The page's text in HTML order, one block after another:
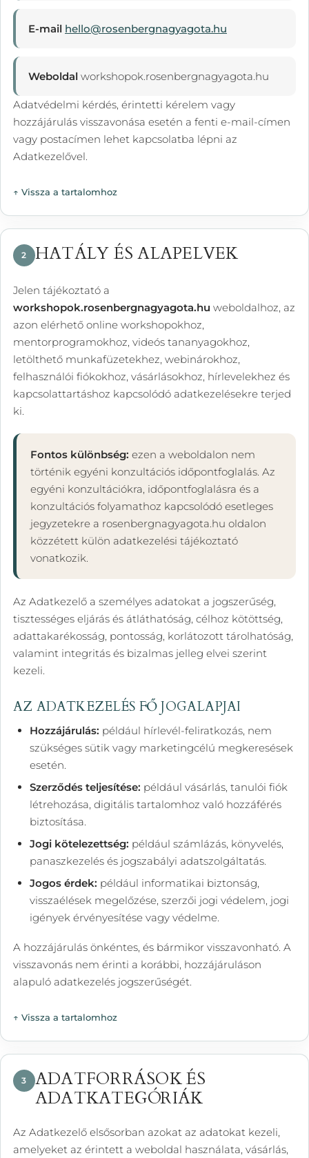
E-mail hello@rosenbergnagyagota.hu
Weboldal workshopok.rosenbergnagyagota.hu
Adatvédelmi kérdés, érintetti kérelem vagy
hozzájárulás visszavonása esetén a fenti e-mail-címen
vagy postacímen lehet kapcsolatba lépni az
Adatkezelővel.
↑ Vissza a tartalomhoz
2 HATÁLY ÉS ALAPELVEK
Jelen tájékoztató a
workshopok.rosenbergnagyagota.hu weboldalhoz, az
azon elérhető online workshopokhoz,
mentorprogramokhoz, videós tananyagokhoz,
letölthető munkafüzetekhez, webinárokhoz,
felhasználói fiókokhoz, vásárlásokhoz, hírlevelekhez és
kapcsolattartáshoz kapcsolódó adatkezelésekre terjed
ki.
Fontos különbség: ezen a weboldalon nem
történik egyéni konzultációs időpontfoglalás. Az
egyéni konzultációkra, időpontfoglalásra és a
konzultációs folyamathoz kapcsolódó esetleges
jegyzetekre a rosenbergnagyagota.hu oldalon
közzétett külön adatkezelési tájékoztató
vonatkozik.
Az Adatkezelő a személyes adatokat a jogszerűség,
tisztességes eljárás és átláthatóság, célhoz kötöttség,
adattakarékosság, pontosság, korlátozott tárolhatóság,
valamint integritás és bizalmas jelleg elvei szerint
kezeli.
AZ ADATKEZELÉS FŐ JOGALAPJAI
Hozzájárulás: például hírlevél-feliratkozás, nem
szükséges sütik vagy marketingcélú megkeresések
esetén.
Szerződés teljesítése: például vásárlás, tanulói fiók
létrehozása, digitális tartalomhoz való hozzáférés
biztosítása.
Jogi kötelezettség: például számlázás, könyvelés,
panaszkezelés és jogszabályi adatszolgáltatás.
Jogos érdek: például informatikai biztonság,
visszaélések megelőzése, szerzői jogi védelem, jogi
igények érvényesítése vagy védelme.
A hozzájárulás önkéntes, és bármikor visszavonható. A
visszavonás nem érinti a korábbi, hozzájáruláson
alapuló adatkezelés jogszerűségét.
↑ Vissza a tartalomhoz
3
ADATFORRÁSOK ÉS
ADATKATEGÓRIÁK
Az Adatkezelő elsősorban azokat az adatokat kezeli,
amelyeket az érintett a weboldal használata, vásárlás,